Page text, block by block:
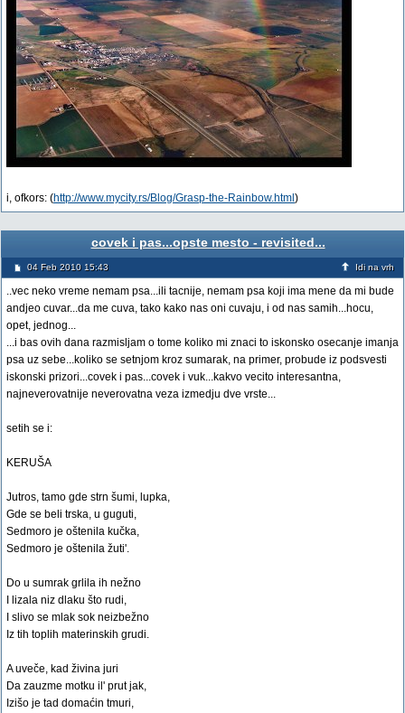
i, ofkors: (http://www.mycity.rs/Blog/Grasp-the-Rainbow.html )
covek i pas...opste mesto - revisited...
04 Feb 2010 15:43 Idi na vrh
..vec neko vreme nemam psa...ili tacnije, nemam psa koji ima mene da mi bude
andjeo cuvar...da me cuva, tako kako nas oni cuvaju, i od nas samih...hocu,
opet, jednog...
...i bas ovih dana razmisljam o tome koliko mi znaci to iskonsko osecanje imanja
psa uz sebe...koliko se setnjom kroz sumarak, na primer, probude iz podsvesti
iskonski prizori...covek i pas...covek i vuk...kakvo vecito interesantna,
najneverovatnije neverovatna veza izmedju dve vrste...
setih se i:
KERUŠA
Jutros, tamo gde strn šumi, lupka,
Gde se beli trska, u guguti,
Sedmoro je oštenila kučka,
Sedmoro je oštenila žuti'.
Do u sumrak grlila ih nežno
I lizala niz dlaku što rudi,
I slivo se mlak sok neizbežno
Iz tih toplih materinskih grudi.
A uveče, kad živina juri
Da zauzme motku il' prut jak,
Izišo je tad domaćin tmuri,